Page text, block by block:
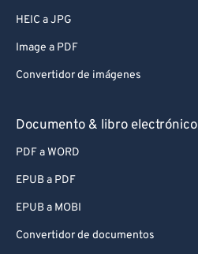
HEIC a JPG
Image a PDF
Convertidor de imágenes
Documento & libro electrónico
PDF a WORD
EPUB a PDF
EPUB a MOBI
Convertidor de documentos